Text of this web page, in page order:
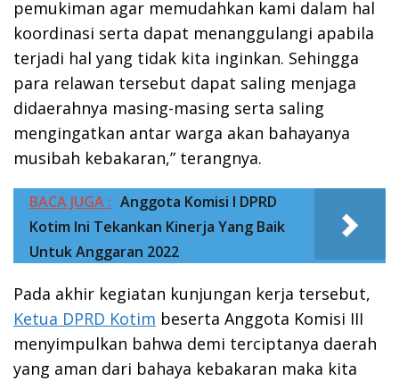
pemukiman agar memudahkan kami dalam hal
koordinasi serta dapat menanggulangi apabila
terjadi hal yang tidak kita inginkan. Sehingga
para relawan tersebut dapat saling menjaga
didaerahnya masing-masing serta saling
mengingatkan antar warga akan bahayanya
musibah kebakaran,” terangnya.
BACA JUGA : Anggota Komisi I DPRD
Kotim Ini Tekankan Kinerja Yang Baik
Untuk Anggaran 2022
Pada akhir kegiatan kunjungan kerja tersebut,
Ketua DPRD Kotim beserta Anggota Komisi III
menyimpulkan bahwa demi terciptanya daerah
yang aman dari bahaya kebakaran maka kita